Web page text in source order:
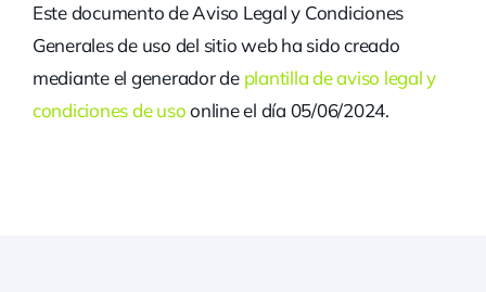
Este documento de Aviso Legal y Condiciones
Generales de uso del sitio web ha sido creado
mediante el generador de plantilla de aviso legal y
condiciones de usoonline el día 05/06/2024.